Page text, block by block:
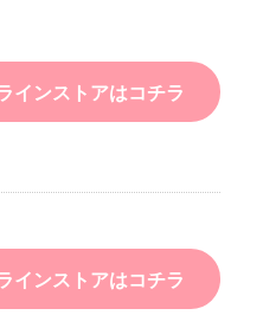
インストアはコチラ
インストアはコチラ